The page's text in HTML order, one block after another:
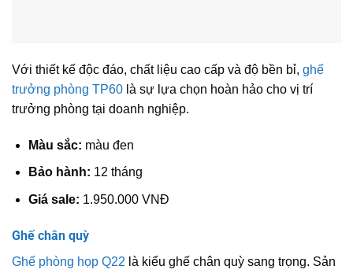
Với thiết kế độc đáo, chất liệu cao cấp và độ bền bỉ, ghế
trưởng phòng TP60 là sự lựa chọn hoàn hảo cho vị trí
trưởng phòng tại doanh nghiệp.
Màu sắc: màu đen
Bảo hành: 12 tháng
Giá sale: 1.950.000 VNĐ
Ghế chân quỳ
Ghế phòng họp Q22 là kiểu ghế chân quỳ sang trọng. Sản